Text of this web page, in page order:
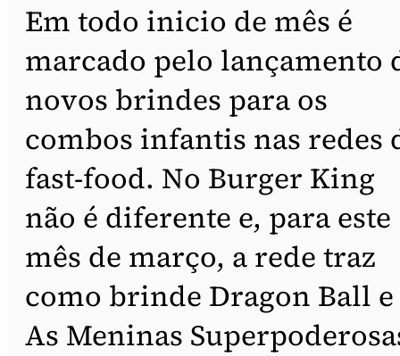
Em todo inicio de mês é
marcado pelo lançamento
novos brindes para os
combos infantis nas redes
fast-food. No Burger King
não é diferente e, para este
mês de março, a rede traz
como brinde Dragon Ball e
As Meninas